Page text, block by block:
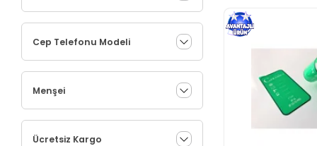
Cep Telefonu Modeli
Menşei
Ücretsiz Kargo